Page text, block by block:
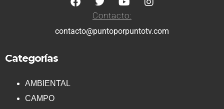
Contacto:
contacto@puntoporpuntotv.com
Categorías
AMBIENTAL
CAMPO